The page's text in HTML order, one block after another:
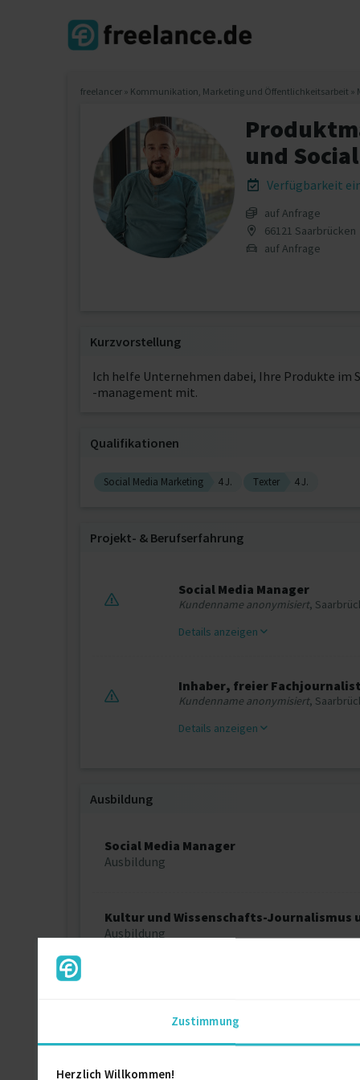
Zustimmung
Herzlich Willkommen!
freelancer » Kommunikation, Marketing und Öffentlichkeitsarbeit »
und
Verfügbarkeit
auf Anfrage
66121 Saarbrücken
auf Anfrage
Kurzvorstellung
Ich helfe Unternehmen dabei, Ihre Produkte im
-management mit.
Qualifikationen
Social Media Marketing 4 J. Texter 4 J.
Projekt‐ & Berufserfahrung
Social Media Manager
Kundenname anonymisiert,
Details anzeigen
Inhaber, freier
Kundenname anonymisiert,
Details anzeigen
Ausbildung
Social Media Manager
Ausbildung
Kultur und Wissenschafts-Journalismus
Ausbildung
Diplom Ingenieur (FH)